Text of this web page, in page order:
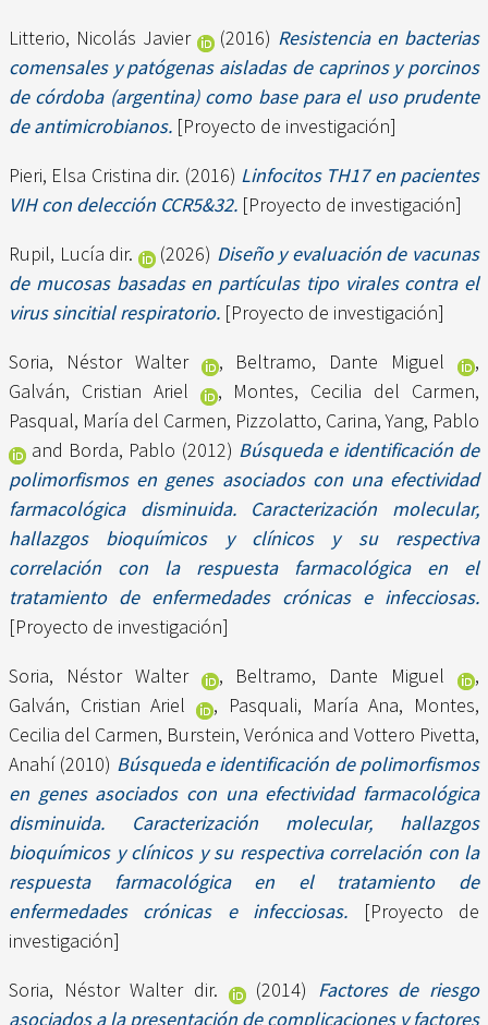
Litterio, Nicolás Javier
(2016) Resistencia en bacterias
comensales y patógenas aisladas de caprinos y porcinos
de córdoba (argentina) como base para el uso prudente
de antimicrobianos. [Proyecto de investigación]
Pieri, Elsa Cristina dir. (2016) Linfocitos TH17 en pacientes
VIH con delección CCR5&32. [Proyecto de investigación]
Rupil, Lucía dir.
(2026) Diseño y evaluación de vacunas
de mucosas basadas en partículas tipo virales contra el
virus sincitial respiratorio. [Proyecto de investigación]
Soria, Néstor Walter
, Beltramo, Dante Miguel
,
Galván, Cristian Ariel
, Montes, Cecilia del Carmen,
Pasqual, María del Carmen, Pizzolatto, Carina,Yang, Pablo
and Borda, Pablo (2012) Búsqueda e identificación de
polimorfismos en genes asociados con una efectividad
farmacológica disminuida. Caracterización molecular,
hallazgos bioquímicos y clínicos y su respectiva
correlación con la respuesta farmacológica en el
tratamiento de enfermedades crónicas e infecciosas.
[Proyecto de investigación]
Soria, Néstor Walter
, Beltramo, Dante Miguel
,
Galván, Cristian Ariel
, Pasquali, María Ana, Montes,
Cecilia del Carmen, Burstein, Verónica and Vottero Pivetta,
Anahí (2010) Búsqueda e identificación de polimorfismos
en genes asociados con una efectividad farmacológica
disminuida. Caracterización molecular, hallazgos
bioquímicos y clínicos y su respectiva correlación con la
respuesta farmacológica en el tratamiento de
enfermedades crónicas e infecciosas. [Proyecto de
investigación]
Soria, Néstor Walter dir.
(2014) Factores de riesgo
asociados a la presentación de complicaciones y factores